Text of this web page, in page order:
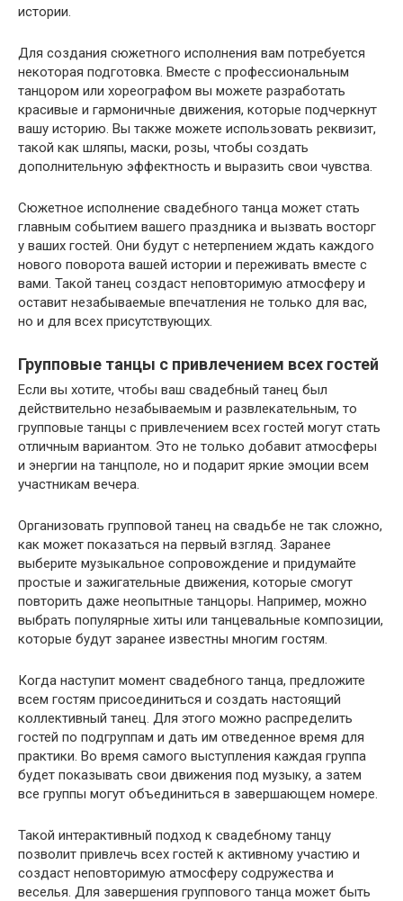
истории.
Для создания сюжетного исполнения вам потребуется
некоторая подготовка. Вместе с профессиональным
танцором или хореографом вы можете разработать
красивые и гармоничные движения, которые подчеркнут
вашу историю. Вы также можете использовать реквизит,
такой как шляпы, маски, розы, чтобы создать
дополнительную эффектность и выразить свои чувства.
Сюжетное исполнение свадебного танца может стать
главным событием вашего праздника и вызвать восторг
у ваших гостей. Они будут с нетерпением ждать каждого
нового поворота вашей истории и переживать вместе с
вами. Такой танец создаст неповторимую атмосферу и
оставит незабываемые впечатления не только для вас,
но и для всех присутствующих.
Групповые танцы с привлечением всех гостей
Если вы хотите, чтобы ваш свадебный танец был
действительно незабываемым и развлекательным, то
групповые танцы с привлечением всех гостей могут стать
отличным вариантом. Это не только добавит атмосферы
и энергии на танцполе, но и подарит яркие эмоции всем
участникам вечера.
Организовать групповой танец на свадьбе не так сложно,
как может показаться на первый взгляд. Заранее
выберите музыкальное сопровождение и придумайте
простые и зажигательные движения, которые смогут
повторить даже неопытные танцоры. Например, можно
выбрать популярные хиты или танцевальные композиции,
которые будут заранее известны многим гостям.
Когда наступит момент свадебного танца, предложите
всем гостям присоединиться и создать настоящий
коллективный танец. Для этого можно распределить
гостей по подгруппам и дать им отведенное время для
практики. Во время самого выступления каждая группа
будет показывать свои движения под музыку, а затем
все группы могут объединиться в завершающем номере.
Такой интерактивный подход к свадебному танцу
позволит привлечь всех гостей к активному участию и
создаст неповторимую атмосферу содружества и
веселья. Для завершения группового танца может быть